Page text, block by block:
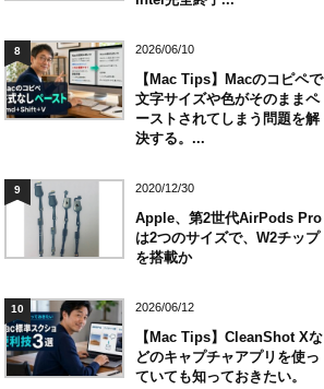
8 2026/06/10
【Mac Tips】Macのコピペで
文字サイズや色がそのままペ
ーストされてしまう問題を解
決する。...
9 2020/12/30
Apple、第2世代AirPods Pro
は2つのサイズで、W2チップ
を搭載か
10 2026/06/12
【Mac Tips】CleanShot Xな
どのキャプチャアプリを使っ
ていても知っておきたい。